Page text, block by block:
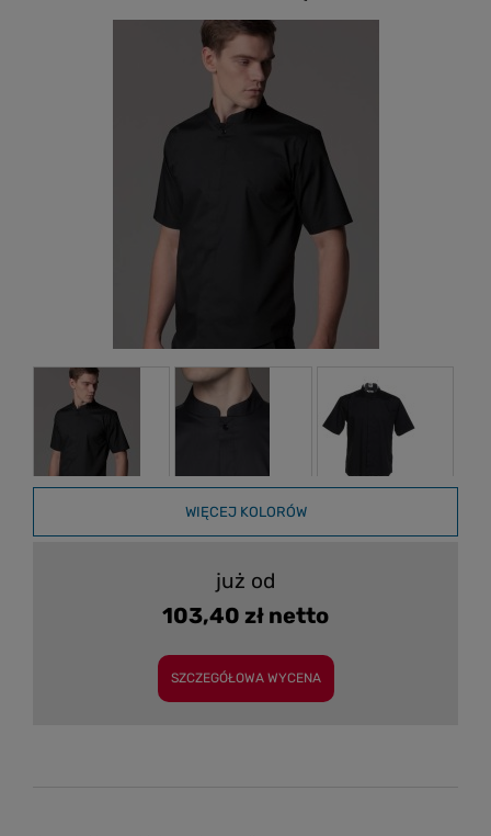
WIĘCEJ KOLORÓW
już od
103,40 zł netto
SZCZEGÓŁOWA WYCENA